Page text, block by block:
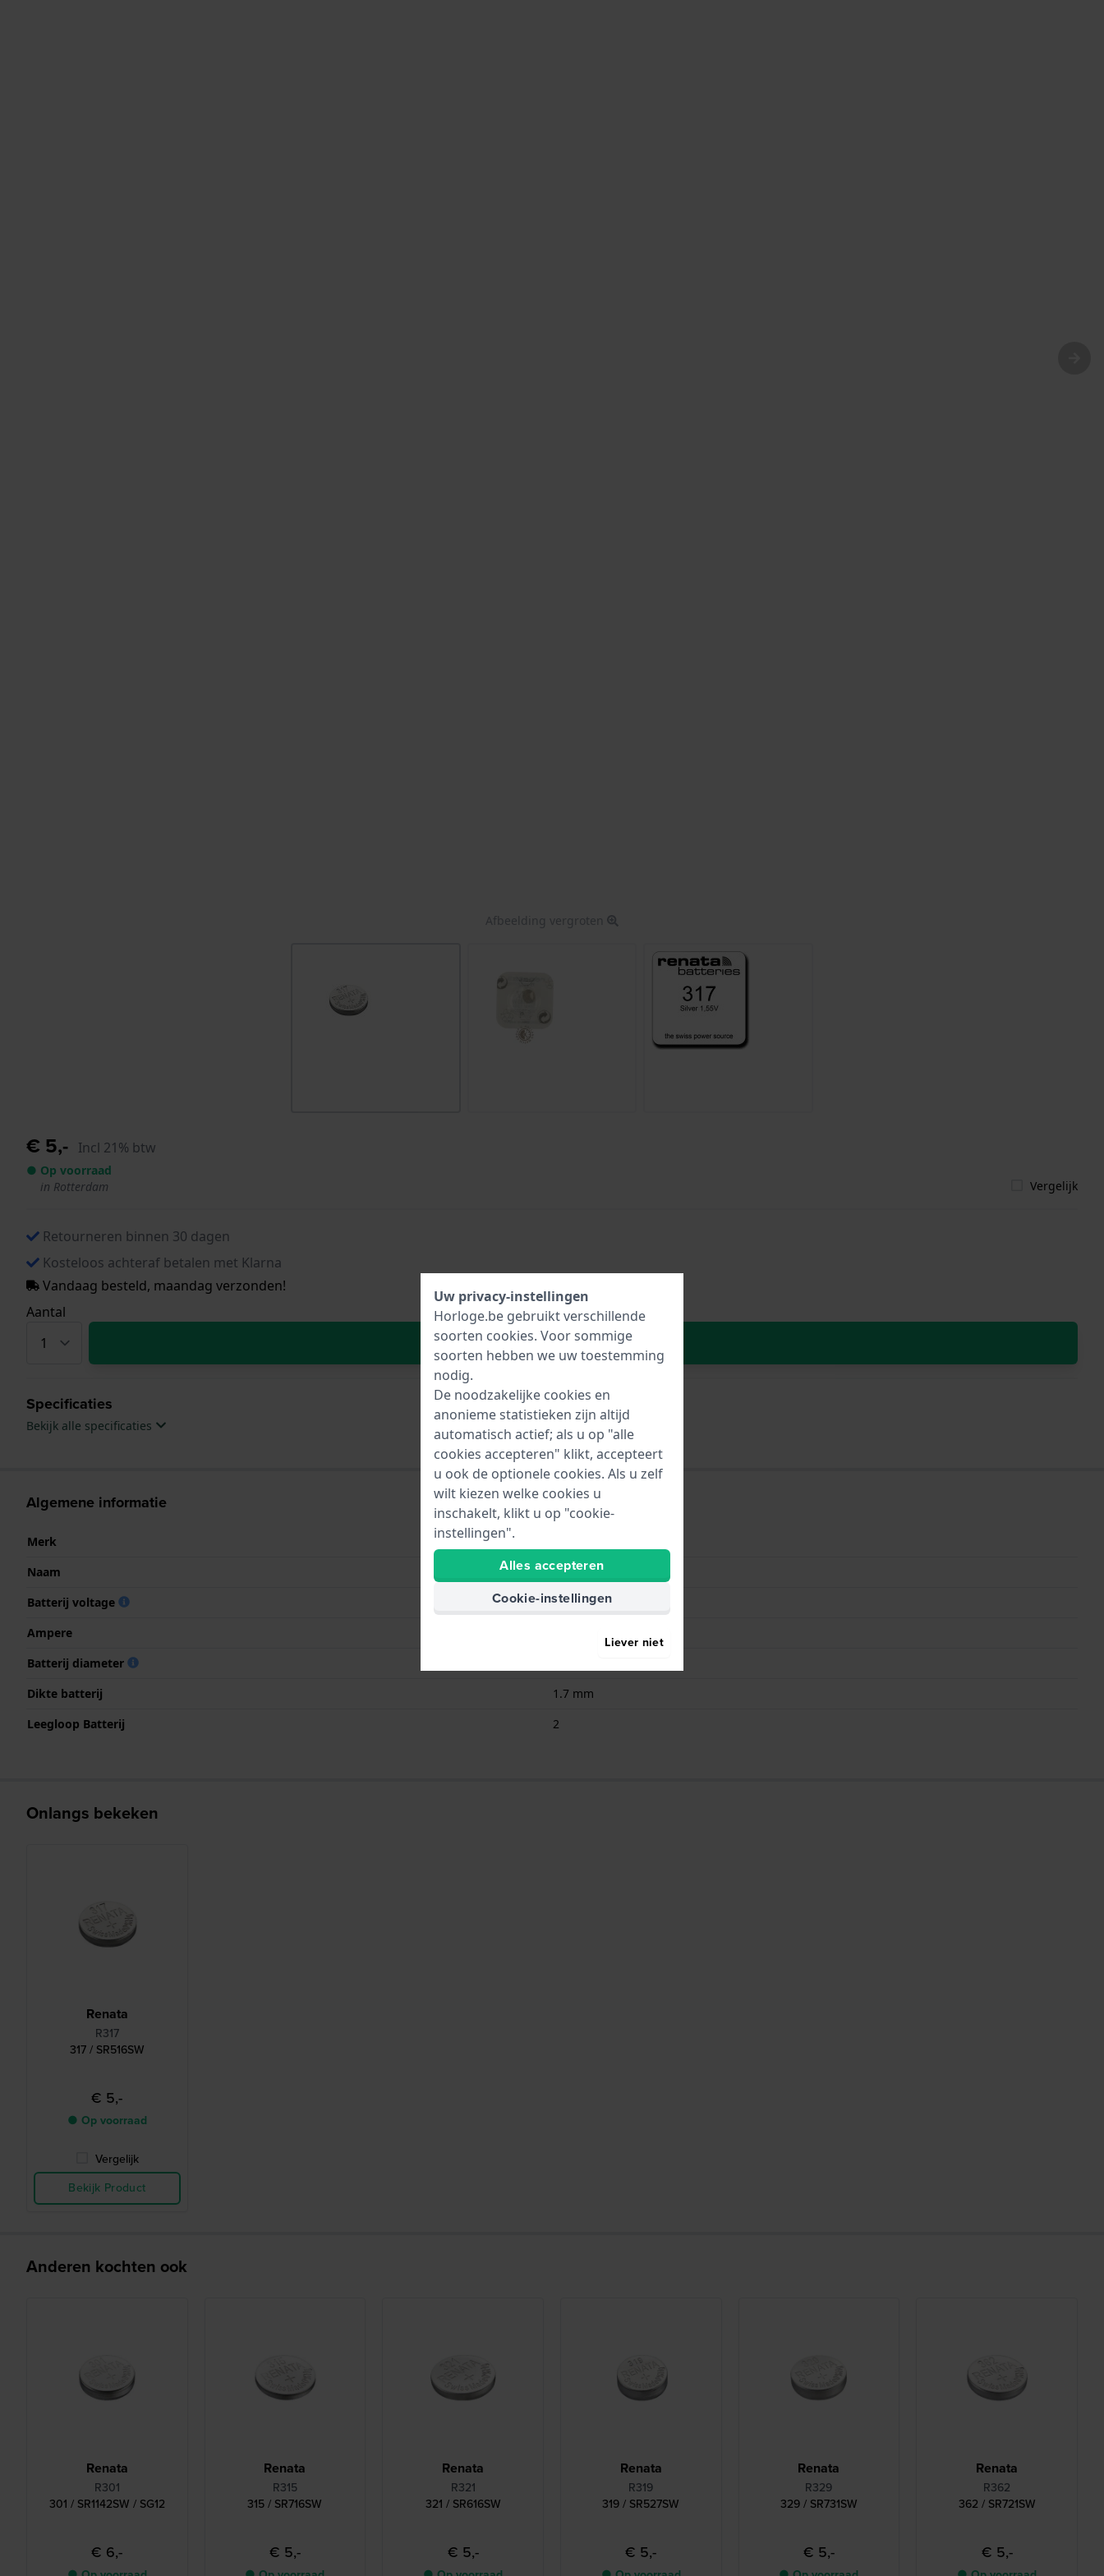
Afbeelding vergroten
€ 5,- Incl 21% btw
● Op voorraad
in Rotterdam
Vergelijk
Retourneren binnen 30 dagen
Kosteloos achteraf betalen met Klarna
Vandaag besteld, maandag verzonden!
Aantal
In Winkelwagen
Specificaties
Bekijk alle specificaties
Algemene informatie
Merk
Naam
317 / SR516SW
Batterij voltage
1.55
Ampere
Batterij diameter
Dikte batterij
1.7 mm
Leegloop Batterij
2
Onlangs bekeken
Renata
R317
317 / SR516SW
€ 5,-
● Op voorraad
Vergelijk
Bekijk Product
Anderen kochten ook
Renata
R301
301 / SR1142SW / SG12
€ 6,-
Renata
R315
315 / SR716SW
€ 5,-
Renata
R321
321 / SR616SW
€ 5,-
Renata
R319
319 / SR527SW
€ 5,-
Renata
R329
329 / SR731SW
€ 5,-
Renata
R362
362 / SR721SW
€ 5,-
Uw privacy-instellingen
Horloge.be gebruikt verschillende
soorten cookies. Voor sommige
soorten hebben we uw toestemming
nodig.
De noodzakelijke cookies en
anonieme statistieken zijn altijd
automatisch actief; als u op "alle
cookies accepteren" klikt, accepteert
u ook de optionele cookies. Als u zelf
wilt kiezen welke cookies u
inschakelt, klikt u op "cookie-
instellingen".
Alles accepteren
Cookie-instellingen
Liever niet